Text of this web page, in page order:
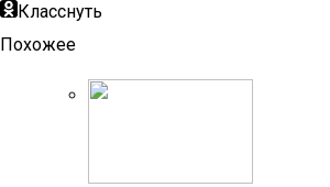
Класснуть
Похожее